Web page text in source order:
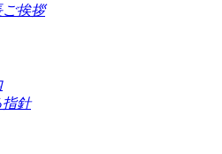
挨拶
指針